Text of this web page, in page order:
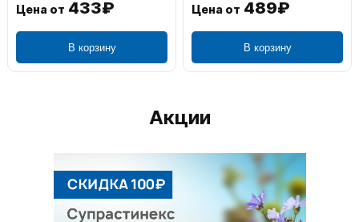
Цена от 433₽
В корзину
Цена от 489₽
В корзину
Акции